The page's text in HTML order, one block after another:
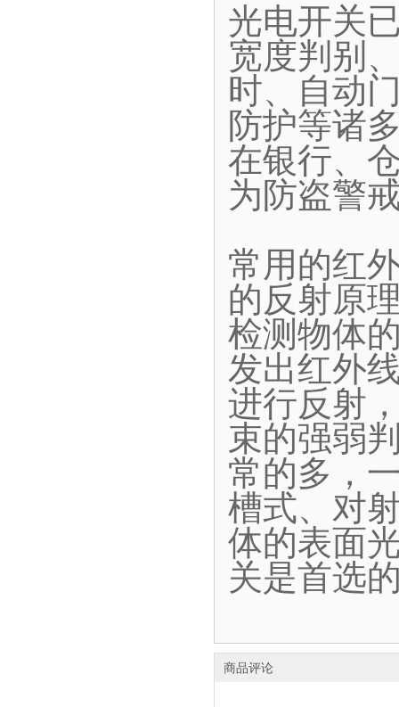
光电开关
宽度判别
时、自动
防护等诸
在银行、
为防盗警
常用的红
的反射原
检测物体
发出红外
进行反射
束的强弱
常的多，
槽式、对
体的表面
关是首选
商品评论